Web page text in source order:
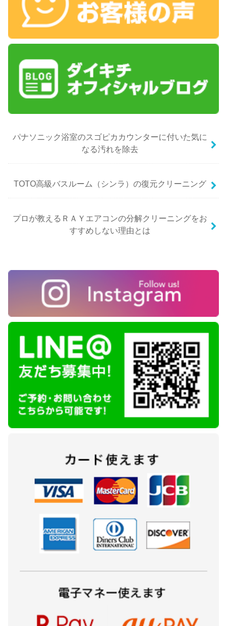
パナソニック浴室のスゴピカカウンターに付いた気に
なる汚れを除去
TOTO高級バスルーム（シンラ）の復元クリーニング
プロが教えるＲＡＹエアコンの分解クリーニングをお
すすめしない理由とは